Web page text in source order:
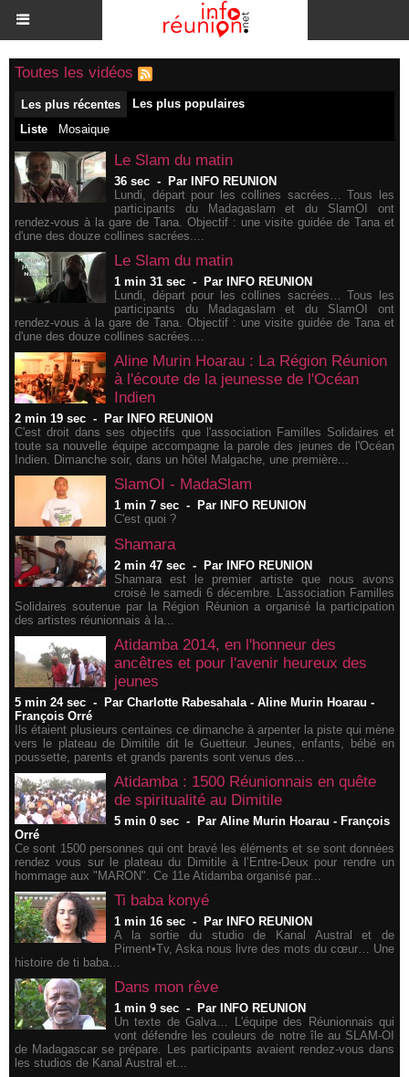
Toutes les vidéos
Les plus récentes
Les plus populaires
Liste
Mosaique
Le Slam du matin
36 sec-
Par INFO REUNION
Lundi, départ pour les collines sacrées… Tous les
participants du Madagaslam et du SlamOI ont
rendez-vous à la gare de Tana. Objectif : une visite guidée de Tana et
d'une des douze collines sacrées....
Le Slam du matin
1 min 31 sec-
Par INFO REUNION
Lundi, départ pour les collines sacrées… Tous les
participants du Madagaslam et du SlamOI ont
rendez-vous à la gare de Tana. Objectif : une visite guidée de Tana et
d'une des douze collines sacrées....
Aline Murin Hoarau : La Région Réunion
à l'écoute de la jeunesse de l'Océan
Indien
2 min 19 sec -
Par INFO REUNION
C'est droit dans ses objectifs que l'association Familles Solidaires et
toute sa nouvelle équipe accompagne la parole des jeunes de l'Océan
Indien. Dimanche soir, dans un hôtel Malgache, une première...
SlamOI - MadaSlam
1 min 7 sec-
Par INFO REUNION
C'est quoi ?
Shamara
2 min 47 sec-
Par INFO REUNION
Shamara est le premier artiste que nous avons
croisé le samedi 6 décembre. L'association Familles
Solidaires soutenue par la Région Réunion a organisé la participation
des artistes réunionnais à la...
​Atidamba 2014, en l'honneur des
ancêtres et pour l'avenir heureux des
jeunes
5 min 24 sec -
Par Charlotte Rabesahala - Aline Murin Hoarau -
François Orré
Ils étaient plusieurs centaines ce dimanche à arpenter la piste qui mène
vers le plateau de Dimitile dit le Guetteur. Jeunes, enfants, bébé en
poussette, parents et grands parents sont venus des...
Atidamba : 1500 Réunionnais en quête
de spiritualité au Dimitile
5 min 0 sec-
Par Aline Murin Hoarau - François
Orré
​Ce sont 1500 personnes qui ont bravé les éléments et se sont données
rendez vous sur le plateau du Dimitile à l’Entre-Deux pour rendre un
hommage aux "MARON". Ce 11e Atidamba organisé par...
Ti baba konyé
1 min 16 sec-
Par INFO REUNION
A la sortie du studio de Kanal Austral et de
Piment•Tv, Aska nous livre des mots du cœur… Une
histoire de ti baba…
Dans mon rêve
1 min 9 sec-
Par INFO REUNION
Un texte de Galva… L'équipe des Réunionnais qui
vont défendre les couleurs de notre île au SLAM-OI
de Madagascar se prépare. Les participants avaient rendez-vous dans
les studios de Kanal Austral et...